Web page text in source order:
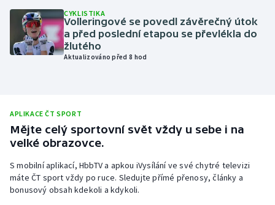
Plavání
Plážový volejbal
Rychlostní kanoistika
Sportovní střelba
CYKLISTIKA
Volleringové se povedl závěrečný útok
a před poslední etapou se převlékla do
žlutého
Aktualizováno před 8 hod
APLIKACE ČT SPORT
Mějte celý sportovní svět vždy u sebe i na
velké obrazovce.
S mobilní aplikací, HbbTV a apkou iVysílání ve své chytré televizi
máte ČT sport vždy po ruce. Sledujte přímé přenosy, články a
bonusový obsah kdekoli a kdykoli.